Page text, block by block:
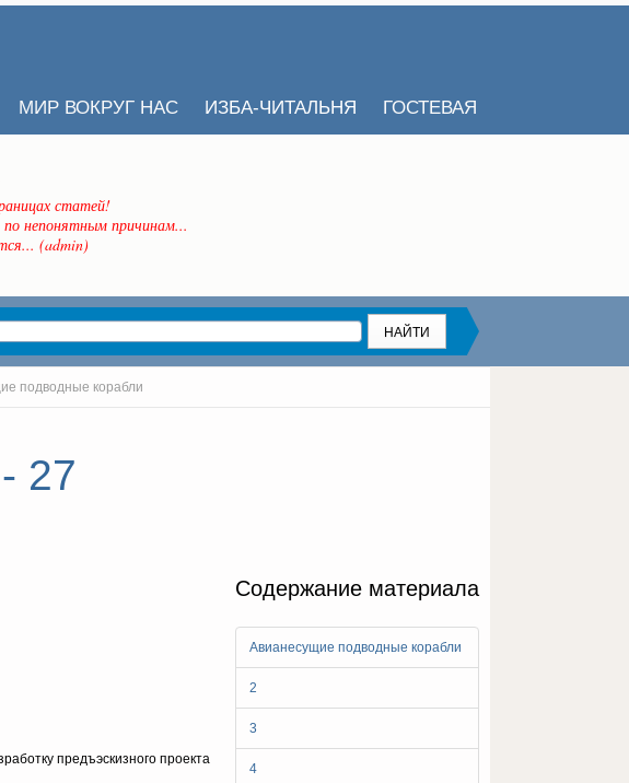
МИР ВОКРУГ НАС ИЗБА-ЧИТАЛЬНЯ ГОСТЕВАЯ
статей!
непонятным причинам...
(admin)
подводные корабли
27
Содержание материала
Авианесущие подводные корабли
2
3
4
предъэскизного проекта